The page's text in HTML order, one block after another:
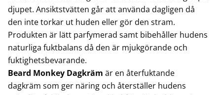
djupet. Ansiktstvätten går att använda dagligen då
den inte torkar ut huden eller gör den stram.
Produkten är lätt parfymerad samt bibehåller hudens
naturliga fuktbalans då den är mjukgörande och
fuktighetsbevarande.
Beard Monkey Dagkräm är en återfuktande
dagkräm som ger näring och återställer hudens